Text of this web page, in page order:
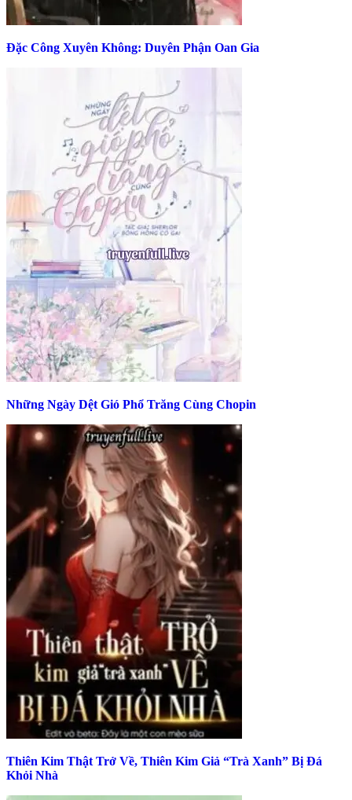
Đặc Công Xuyên Không: Duyên Phận Oan Gia
Những Ngày Dệt Gió Phổ Trăng Cùng Chopin
Thiên Kim Thật Trở Về, Thiên Kim Giả “Trà Xanh” Bị Đá
Khỏi Nhà